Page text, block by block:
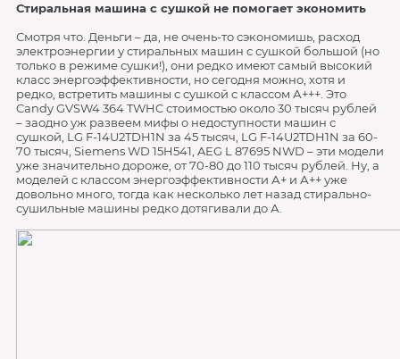
Стиральная машина с сушкой не помогает экономить
Смотря что. Деньги – да, не очень-то сэкономишь, расход
электроэнергии у стиральных машин с сушкой большой (но
только в режиме сушки!), они редко имеют самый высокий
класс энергоэффективности, но сегодня можно, хотя и
редко, встретить машины с сушкой с классом А+++. Это
Candy GVSW4 364 TWHC стоимостью около 30 тысяч рублей
– заодно уж развеем мифы о недоступности машин с
сушкой, LG F-14U2TDH1N за 45 тысяч, LG F-14U2TDH1N за 60-
70 тысяч, Siemens WD 15H541, AEG L 87695 NWD – эти модели
уже значительно дороже, от 70-80 до 110 тысяч рублей. Ну, а
моделей с классом энергоэффективности А+ и А++ уже
довольно много, тогда как несколько лет назад стирально-
сушильные машины редко дотягивали до А.